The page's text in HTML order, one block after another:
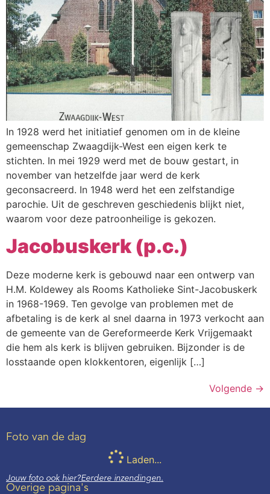
In 1928 werd het initiatief genomen om in de kleine
gemeenschap Zwaagdijk-West een eigen kerk te
stichten. In mei 1929 werd met de bouw gestart, in
november van hetzelfde jaar werd de kerk
geconsacreerd. In 1948 werd het een zelfstandige
parochie. Uit de geschreven geschiedenis blijkt niet,
waarom voor deze patroonheilige is gekozen.
Jacobuskerk (p.c.)
Deze moderne kerk is gebouwd naar een ontwerp van
H.M. Koldewey als Rooms Katholieke Sint-Jacobuskerk
in 1968-1969. Ten gevolge van problemen met de
afbetaling is de kerk al snel daarna in 1973 verkocht aan
de gemeente van de Gereformeerde Kerk Vrijgemaakt
die hem als kerk is blijven gebruiken. Bijzonder is de
losstaande open klokkentoren, eigenlijk […]
Volgende →
Foto van de dag
Laden...
Jouw foto ook hier?Eerdere inzendingen.
Overige pagina's